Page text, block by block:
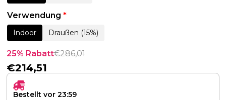
Verwendung *
Indoor Draußen (15%)
25% Rabatt€286,01
€214,51
Bestellt vor 23:59